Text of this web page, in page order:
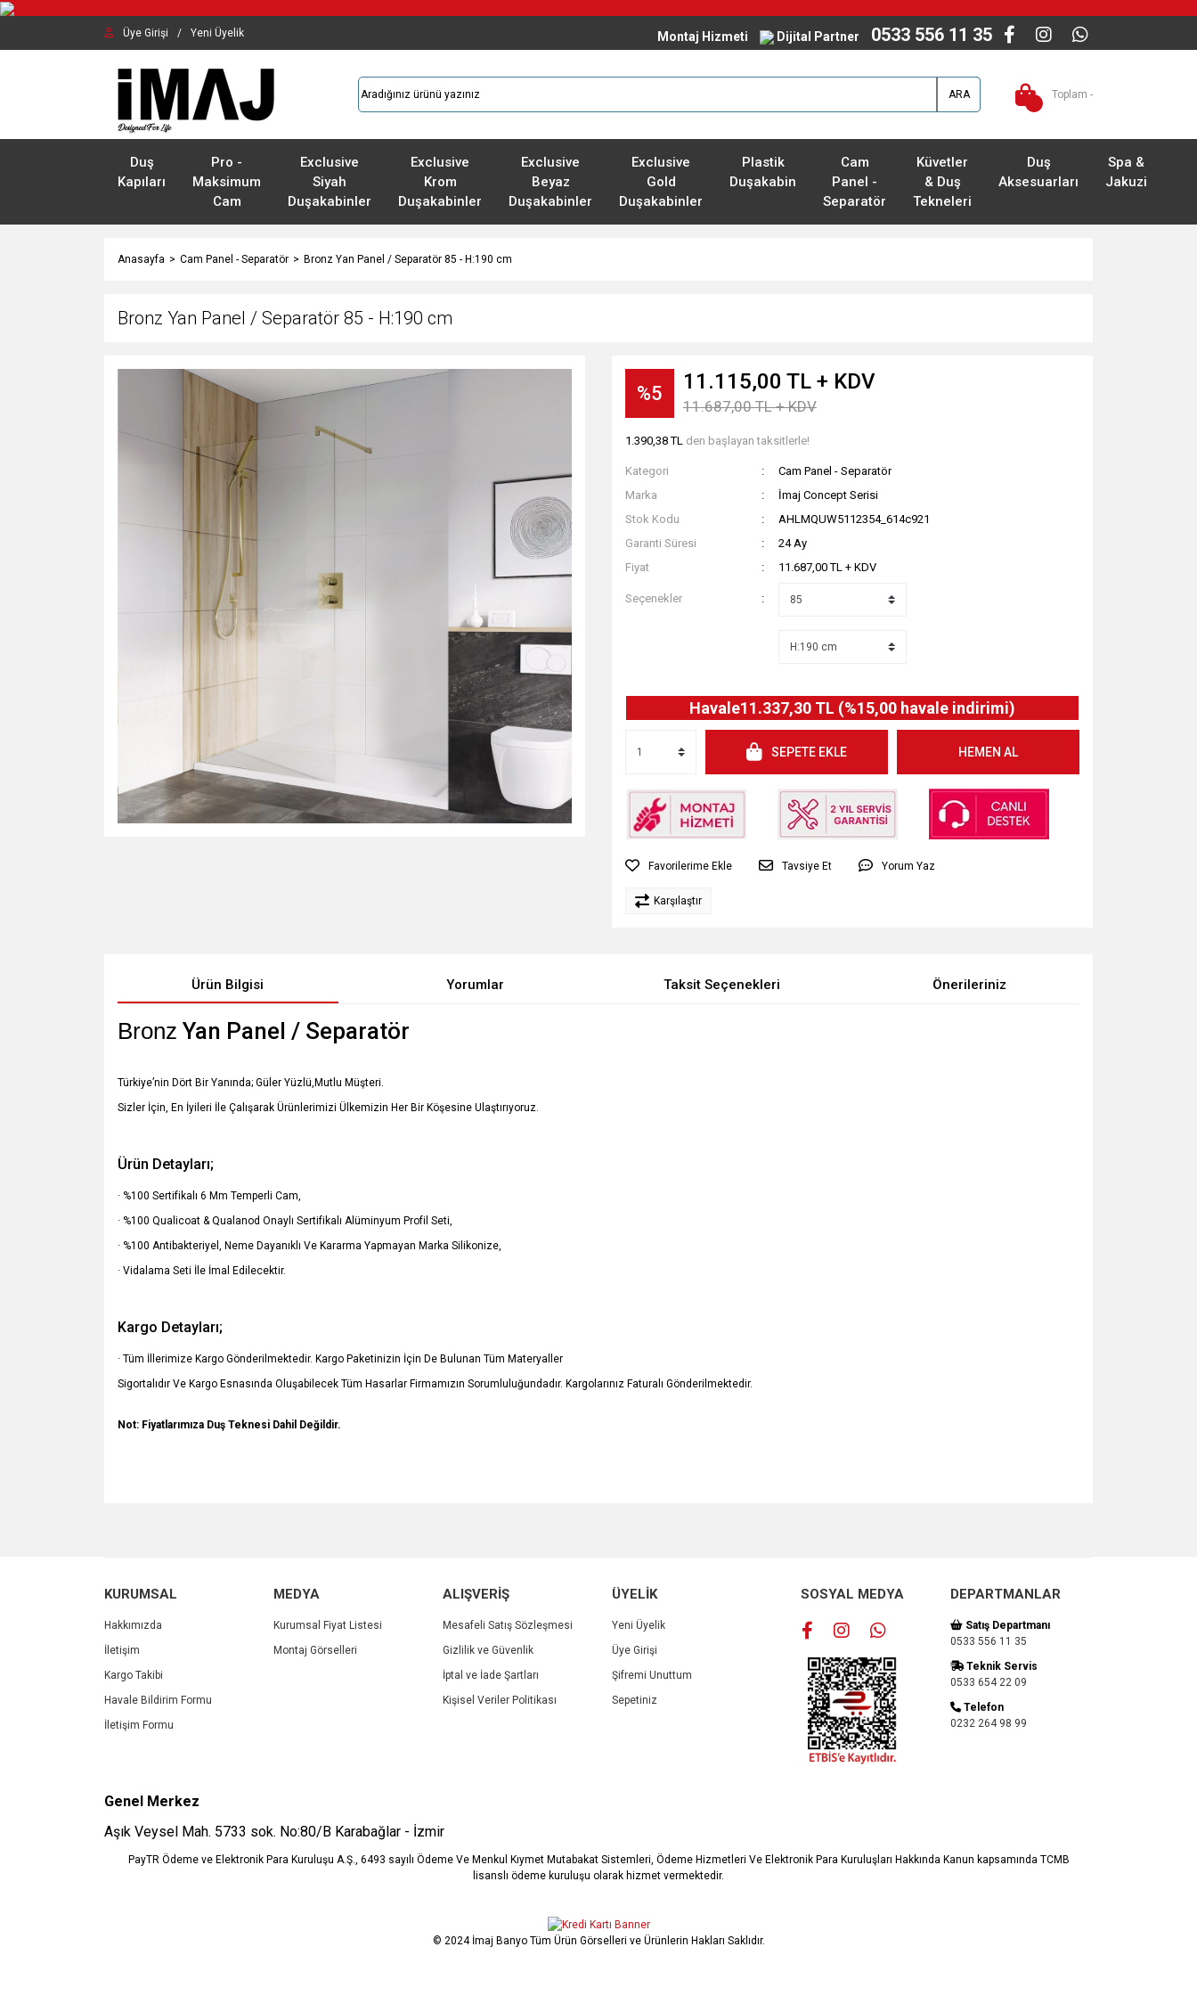
Üye Girişi / Yeni Üyelik Montaj Hizmeti Dijital Partner 0533 556 11 35
ARA Toplam -
Duş
Kapıları
Pro -
Maksimum
Cam
Exclusive
Siyah
Duşakabinler
Exclusive
Krom
Duşakabinler
Exclusive
Beyaz
Duşakabinler
Exclusive
Gold
Duşakabinler
Plastik
Duşakabin
Cam
Panel -
Separatör
Küvetler
& Duş
Tekneleri
Duş
Aksesuarları
Spa &
Jakuzi
Anasayfa Cam Panel - Separatör Bronz Yan Panel / Separatör 85 - H:190 cm
Bronz Yan Panel / Separatör 85 - H:190 cm
%5 11.115,00 TL + KDV
11.687,00 TL + KDV
1.390,38 TL den başlayan taksitlerle!
Kategori
Cam Panel - Separatör
Marka
İmaj Concept Serisi
Stok Kodu
AHLMQUW5112354_614c921
Garanti Süresi
24 Ay
Fiyat
11.687,00 TL + KDV
Seçenekler
Havale11.337,30 TL (%15,00 havale indirimi)
SEPETE EKLE HEMEN AL
Tavsiye Et Yorum Yaz
Karşılaştır
Ürün Bilgisi Yorumlar Taksit Seçenekleri Önerileriniz
Bronz Yan Panel / Separatör
Türkiye’nin Dört Bir Yanında; Güler Yüzlü,Mutlu Müşteri.
Sizler İçin, En İyileri İle Çalışarak Ürünlerimizi Ülkemizin Her Bir Köşesine Ulaştırıyoruz.
Ürün Detayları;
· %100 Sertifikalı 6 Mm Temperli Cam,
· %100 Qualicoat & Qualanod Onaylı Sertifikalı Alüminyum Profil Seti,
· %100 Antibakteriyel, Neme Dayanıklı Ve Kararma Yapmayan Marka Silikonize,
· Vidalama Seti İle İmal Edilecektir.
Kargo Detayları;
· Tüm İllerimize Kargo Gönderilmektedir. Kargo Paketinizin İçin De Bulunan Tüm Materyaller
Sigortalıdır Ve Kargo Esnasında Oluşabilecek Tüm Hasarlar Firmamızın Sorumluluğundadır. Kargolarınız Faturalı Gönderilmektedir.
Not: Fiyatlarımıza Duş Teknesi Dahil Değildir.
Yorum Yaz
Ürün açıklamasında eksik bilgiler bulunuyor.
Ürün bilgilerinde hatalar bulunuyor.
Ürün fiyatı diğer sitelerden daha pahalı.
Bu ürüne benzer farklı alternatifler olmalı.
KURUMSAL
Hakkımızda
İletişim
Kargo Takibi
Havale Bildirim Formu
İletişim Formu
MEDYA
Kurumsal Fiyat Listesi
Montaj Görselleri
ALIŞVERİŞ
Mesafeli Satış Sözleşmesi
Gizlilik ve Güvenlik
İptal ve İade Şartları
Kişisel Veriler Politikası
ÜYELİK
Yeni Üyelik
Üye Girişi
Şifremi Unuttum
Sepetiniz
SOSYAL MEDYA DEPARTMANLAR
Satış Departmanı
0533 556 11 35
Teknik Servis
0533 654 22 09
Telefon
0232 264 98 99
Genel Merkez
Aşık Veysel Mah. 5733 sok. No:80/B Karabağlar - İzmir
PayTR Ödeme ve Elektronik Para Kuruluşu A.Ş., 6493 sayılı Ödeme Ve Menkul Kıymet Mutabakat Sistemleri, Ödeme Hizmetleri Ve Elektronik Para Kuruluşları Hakkında Kanun kapsamında TCMB
lisanslı ödeme kuruluşu olarak hizmet vermektedir.
© 2024 İmaj Banyo Tüm Ürün Görselleri ve Ürünlerin Hakları Saklıdır.